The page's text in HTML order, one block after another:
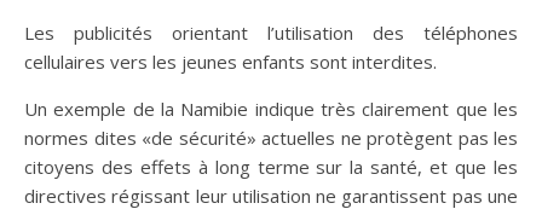
Les publicités orientant l’utilisation des téléphones
cellulaires vers les jeunes enfants sont interdites.
Un exemple de la Namibie indique très clairement que les
normes dites «de sécurité» actuelles ne protègent pas les
citoyens des effets à long terme sur la santé, et que les
directives régissant leur utilisation ne garantissent pas une